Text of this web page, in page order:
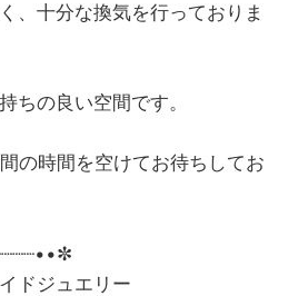
、十分な換気を行っておりま
ちの良い空間です。
の時間を空けてお待ちしてお
ドジュエリー